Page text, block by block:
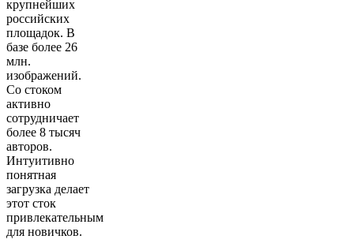
крупнейших
российских
площадок. В
базе более 26
млн.
изображений.
Со стоком
активно
сотрудничает
более 8 тысяч
авторов.
Интуитивно
понятная
загрузка делает
этот сток
привлекательным
для новичков.